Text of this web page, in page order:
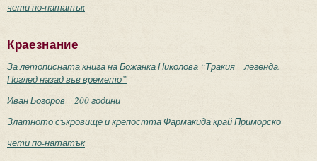
чети по-нататък
Краезнание
За летописната книга на Божанка Николова “Тракия – легенда.
Поглед назад във времето”
Иван Богоров – 200 години
Златното съкровище и крепостта Фармакида край Приморско
чети по-нататък